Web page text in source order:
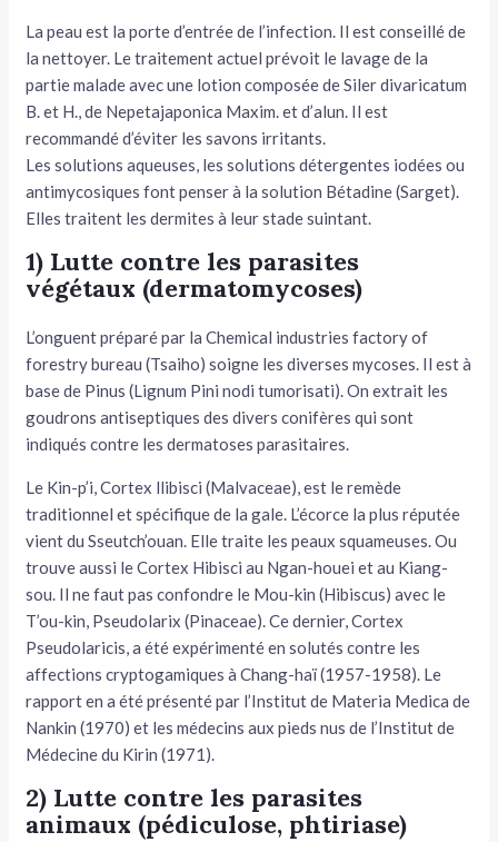
La peau est la porte d’entrée de l’infection. Il est conseillé de
la nettoyer. Le traitement actuel prévoit le lavage de la
partie malade avec une lotion composée de Siler divaricatum
B. et H., de Nepetajaponica Maxim. et d’alun. Il est
recommandé d’éviter les savons irritants.
Les solutions aqueuses, les solutions détergentes iodées ou
anti­mycosiques font penser à la solution Bétadine (Sarget).
Elles traitent les dermites à leur stade suintant.
1) Lutte contre les parasites
végétaux (dermatomycoses)
L’onguent préparé par la Chemical industries factory of
forestry bureau (Tsaiho) soigne les diverses mycoses. Il est à
base de Pinus (Lignum Pini nodi tumorisati). On extrait les
goudrons antiseptiques des divers conifères qui sont
indiqués contre les dermatoses parasi­taires.
Le Kin-p’i, Cortex llibisci (Malvaceae), est le remède
traditionnel et spécifique de la gale. L’écorce la plus réputée
vient du Sseu­tch’ouan. Elle traite les peaux squameuses. Ou
trouve aussi le Cor­tex Hibisci au Ngan-houei et au Kiang-
sou. Il ne faut pas confondre le Mou-kin (Hibiscus) avec le
T’ou-kin, Pseudolarix (Pinaceae). Ce dernier, Cortex
Pseudolaricis, a été expérimenté en solutés contre les
affections cryptogamiques à Chang-haï (1957-1958). Le
rapport en a été présenté par l’Institut de Materia Medica de
Nankin (1970) et les médecins aux pieds nus de l’Institut de
Médecine du Kirin (1971).
2) Lutte contre les parasites
animaux (pédiculose, phtiriase)